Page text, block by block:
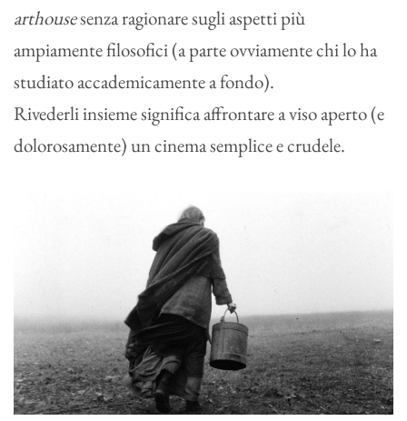
arthousesenza ragionare sugli aspetti più
ampiamente filosofici (a parte ovviamente chi lo ha
studiato accademicamente a fondo).
Rivederli insieme significa affrontare a viso aperto (e
dolorosamente) un cinema semplice e crudele.